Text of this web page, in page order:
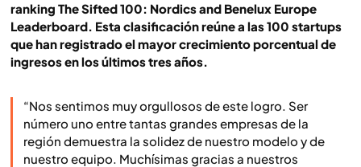
ranking The Sifted 100: Nordics and Benelux Europe
Leaderboard. Esta clasificación reúne a las 100 startups
que han registrado el mayor crecimiento porcentual de
ingresos en los últimos tres años.
“Nos sentimos muy orgullosos de este logro. Ser
número uno entre tantas grandes empresas de la
región demuestra la solidez de nuestro modelo y de
nuestro equipo. Muchísimas gracias a nuestros